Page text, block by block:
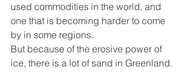
used commodities in the world, and
one that is becoming harder to come
by in some regions.
But because of the erosive power of
ice, there is a lot of sand in Greenland.